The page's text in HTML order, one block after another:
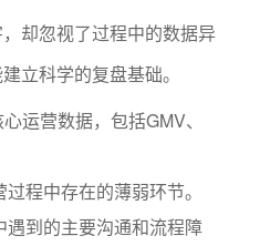
却忽视了过程中的数据异
立科学的复盘基础。
运营数据，包括GMV、
程中存在的薄弱环节。
到的主要沟通和流程障